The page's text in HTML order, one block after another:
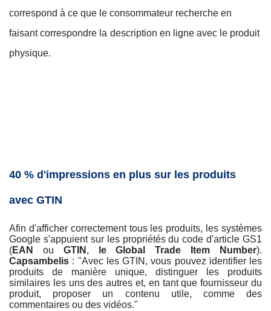
correspond à ce que le consommateur recherche en
faisant correspondre la description en ligne avec le produit
physique.
40 % d'impressions en plus sur les produits
avec GTIN
Afin d'afficher correctement tous les produits, les systèmes
Google s'appuient sur les propriétés du code d'article GS1
(EAN ou GTIN , le Global Trade Item Number).
Capsambelis : "Avec les GTIN, vous pouvez identifier les
produits de manière unique, distinguer les produits
similaires les uns des autres et, en tant que fournisseur du
produit, proposer un contenu utile, comme des
commentaires ou des vidéos."